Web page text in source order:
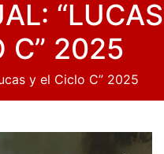
“LUCAS
C” 2025
y el Ciclo C” 2025